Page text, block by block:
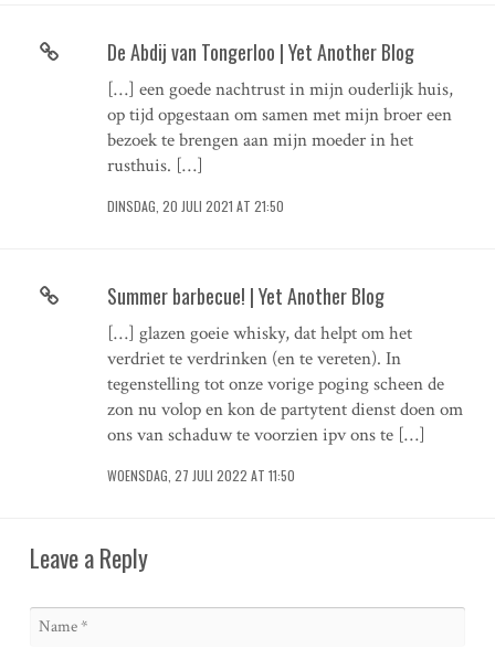
De Abdij van Tongerloo | Yet Another Blog
[…] een goede nachtrust in mijn ouderlijk huis,
op tijd opgestaan om samen met mijn broer een
bezoek te brengen aan mijn moeder in het
rusthuis. […]
DINSDAG, 20 JULI 2021 AT 21:50
Summer barbecue! | Yet Another Blog
[…] glazen goeie whisky, dat helpt om het
verdriet te verdrinken (en te vereten). In
tegenstelling tot onze vorige poging scheen de
zon nu volop en kon de partytent dienst doen om
ons van schaduw te voorzien ipv ons te […]
WOENSDAG, 27 JULI 2022 AT 11:50
Leave a Reply